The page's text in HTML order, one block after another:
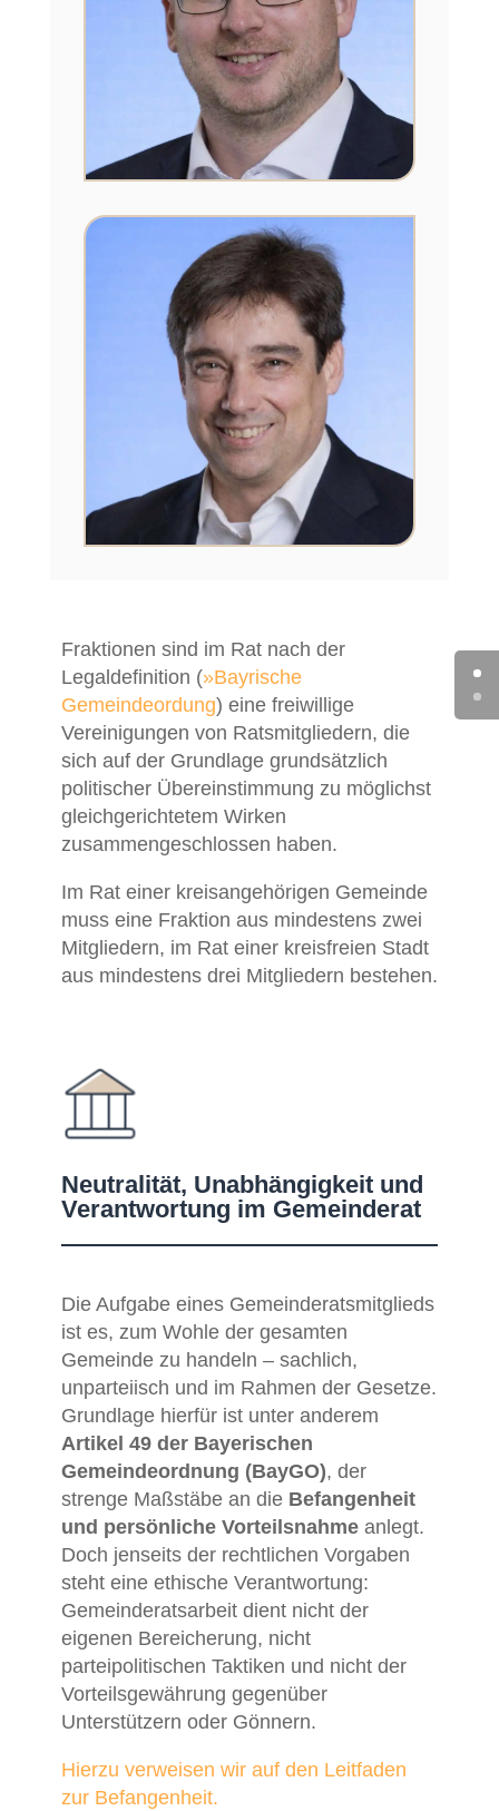
Fraktionen sind im Rat nach der
Legaldefinition (»Bayrische
Gemeindeordung) eine freiwillige
Vereinigungen von Ratsmitgliedern, die
sich auf der Grundlage grundsätzlich
politischer Übereinstimmung zu möglichst
gleichgerichtetem Wirken
zusammengeschlossen haben.
Im Rat einer kreisangehörigen Gemeinde
muss eine Fraktion aus mindestens zwei
Mitgliedern, im Rat einer kreisfreien Stadt
aus mindestens drei Mitgliedern bestehen.
Neutralität, Unabhängigkeit und
Verantwortung im Gemeinderat
Die Aufgabe eines Gemeinderatsmitglieds
ist es, zum Wohle der gesamten
Gemeinde zu handeln – sachlich,
unparteiisch und im Rahmen der Gesetze.
Grundlage hierfür ist unter anderem
Artikel 49 der Bayerischen
Gemeindeordnung (BayGO), der
strenge Maßstäbe an die Befangenheit
und persönliche Vorteilsnahme anlegt.
Doch jenseits der rechtlichen Vorgaben
steht eine ethische Verantwortung:
Gemeinderatsarbeit dient nicht der
eigenen Bereicherung, nicht
parteipolitischen Taktiken und nicht der
Vorteilsgewährung gegenüber
Unterstützern oder Gönnern.
Hierzu verweisen wir auf den Leitfaden
zur Befangenheit.